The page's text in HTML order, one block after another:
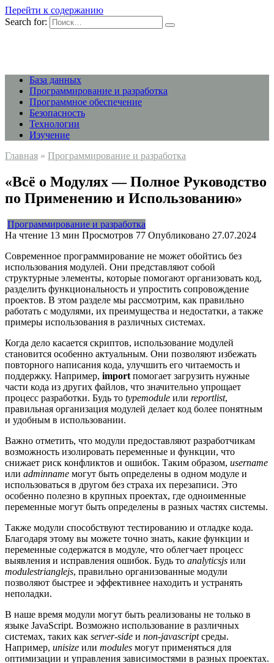
Перейти к содержанию
Search for:
База данных
Программирование и разработка
Программное обеспечение
Безопасность
Технологии
Изучение
Главная » Программирование и разработка
«Всё о Модулях — Полное Руководство
по Применению и Использованию»
Программирование и разработка
На чтение 13 мин Просмотров 77 Опубликовано 27.07.2024
Современное программирование не может обойтись без
использования модулей. Они представляют собой
структурные элементы, которые помогают организовать код,
разделить функциональность и упростить сопровождение
проектов. В этом разделе мы рассмотрим, как правильно
работать с модулями, их преимущества и недостатки, а также
примеры использования в различных системах.
Когда дело касается скриптов, использование модулей
становится особенно актуальным. Они позволяют избежать
повторного написания кода, улучшить его читаемость и
поддержку. Например, import помогает загрузить нужные
части кода из других файлов, что значительно упрощает
процесс разработки. Будь то typemodule или reportlist,
правильная организация модулей делает код более понятным
и удобным в использовании.
Важно отметить, что модули предоставляют разработчикам
возможность изолировать переменные и функции, что
снижает риск конфликтов и ошибок. Таким образом, username
или adminname могут быть определены в одном модуле и
использоваться в другом без страха их перезаписи. Это
особенно полезно в крупных проектах, где одноименные
переменные могут быть определены в разных частях системы.
Также модули способствуют тестированию и отладке кода.
Благодаря этому вы можете точно знать, какие функции и
переменные содержатся в модуле, что облегчает процесс
выявления и исправления ошибок. Будь то analyticsjs или
modulestrianglejs, правильно организованные модули
позволяют быстрее и эффективнее находить и устранять
неполадки.
В наше время модули могут быть реализованы не только в
языке JavaScript. Возможно использование в различных
системах, таких как server-side и non-javascriptсреды.
Например, unisize или modules могут применяться для
оптимизации и управления зависимостями в разных проектах.